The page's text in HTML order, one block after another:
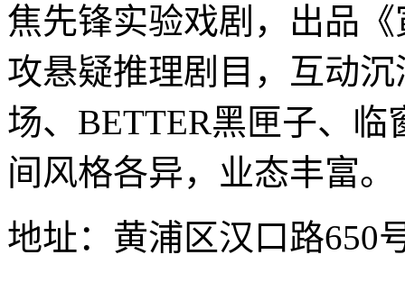
焦先锋实验戏剧，出品
攻悬疑推理剧目，互动
场、BETTER黑匣子、
间风格各异，业态丰富。
地址：黄浦区汉口路650